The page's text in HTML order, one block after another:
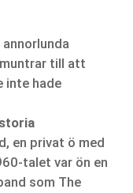
till att
inte hade
en privat ö med
talet var ön en
som The